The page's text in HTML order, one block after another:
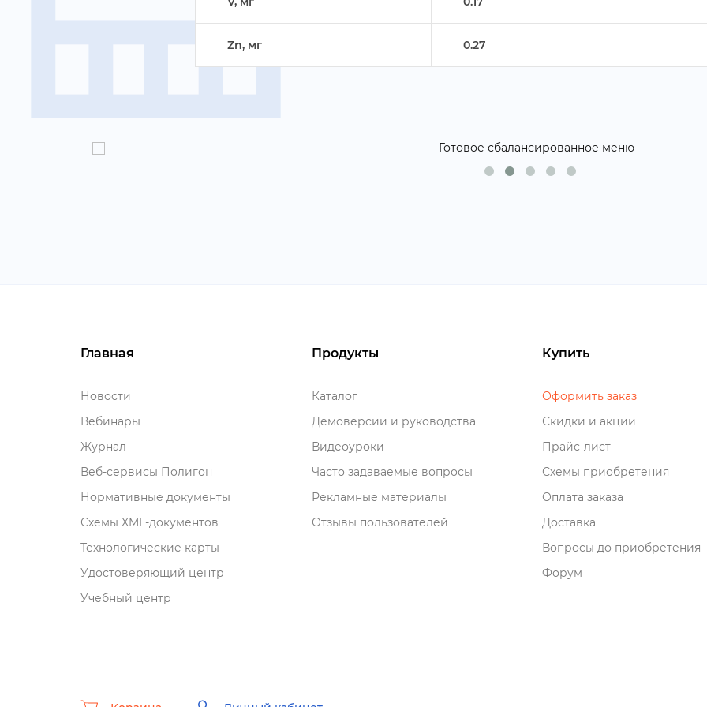
Zn, м 0.27
Главная
Новости
ебинары
Журнал
еб-сервисы Полигон
Нормативные документы
Схемы XML-документо
Технологические карты
Удостоверяющий центр
Учебный центр
Продукты
Катало
Демоверсии и руководства
идеоуроки
Часто задаваемые вопросы
Рекламные материалы
Отзывы пользователей
Купить
Оформить заказ
Скидки и акции
Прайс-лист
Схемы приобретения
Оплата заказа
Доставка
опросы до приобретения
Форум